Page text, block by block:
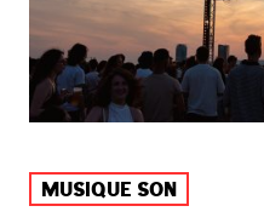
MUSIQUE SON